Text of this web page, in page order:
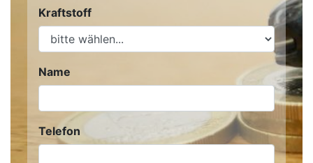
Kraftstoff
Name
Telefon